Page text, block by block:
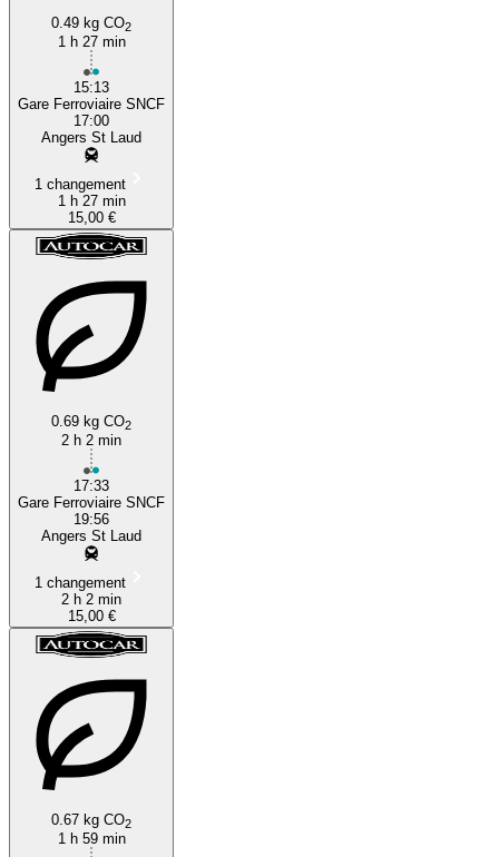
0.49 kg CO2
1 h 27 min
15:13
Gare Ferroviaire SNCF
17:00
Angers St Laud
1 changement
1 h 27 min
15,00 €
0.69 kg CO2
2 h 2 min
17:33
Gare Ferroviaire SNCF
19:56
Angers St Laud
1 changement
2 h 2 min
15,00 €
0.67 kg CO2
1 h 59 min